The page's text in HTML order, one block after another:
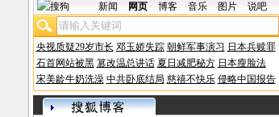
新闻 网页 博客 音乐 图片 说吧
央视质疑29岁市长 邓玉娇失踪 朝鲜军事演习 日本兵赎罪
石首网站被黑 篡改温总讲话 夏日减肥秘方 日本瘦脸法
宋美龄牛奶洗澡 中共卧底结局 慈禧不快乐 侵略中国报告